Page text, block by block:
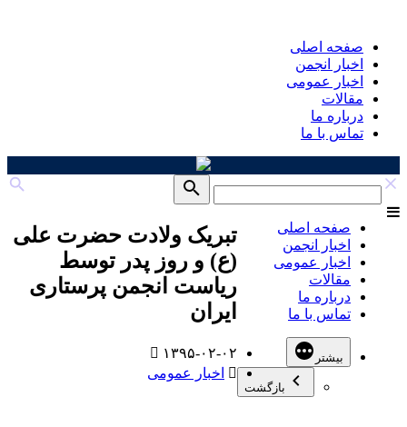
صفحه اصلی
اخبار انجمن
اخبار عمومی
مقالات
درباره ما
تماس با ما
صفحه اصلی
اخبار انجمن
اخبار عمومی
مقالات
درباره ما
تماس با ما
بیشتر
بازگشت
تبریک ولادت حضرت علی
(ع) و روز پدر توسط
ریاست انجمن پرستاری
ایران
۱۳۹۵-۰۲-۰۲
اخبار عمومی